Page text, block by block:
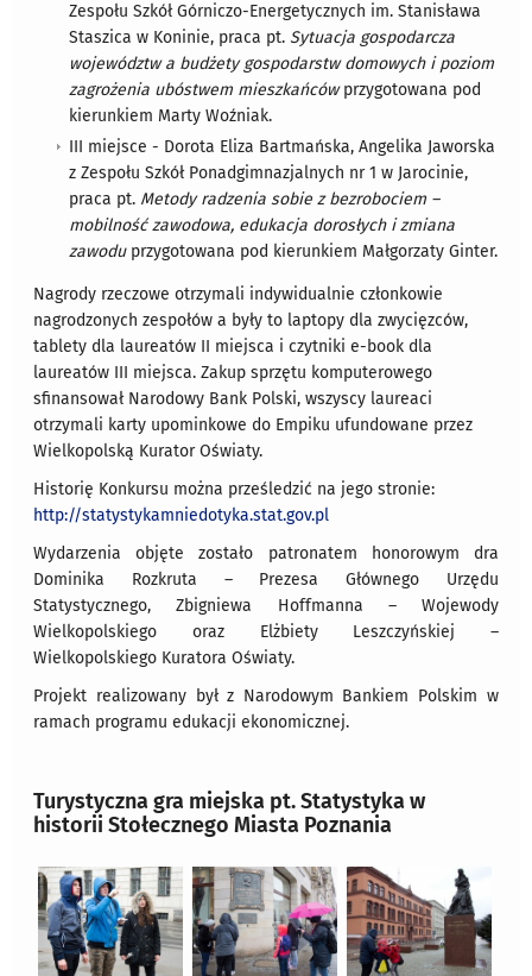
Zespołu Szkół Górniczo-Energetycznych im. Stanisława
Staszica w Koninie, praca pt. Sytuacja gospodarcza
województw a budżety gospodarstw domowych i poziom
zagrożenia ubóstwem mieszkańcówprzygotowana pod
kierunkiem Marty Woźniak.
III miejsce - Dorota Eliza Bartmańska, Angelika Jaworska
z Zespołu Szkół Ponadgimnazjalnych nr 1 w Jarocinie,
praca pt. Metody radzenia sobie z bezrobociem –
mobilność zawodowa, edukacja dorosłych i zmiana
zawoduprzygotowana pod kierunkiem Małgorzaty Ginter.
Nagrody rzeczowe otrzymali indywidualnie członkowie
nagrodzonych zespołów a były to laptopy dla zwycięzców,
tablety dla laureatów II miejsca i czytniki e-book dla
laureatów III miejsca. Zakup sprzętu komputerowego
sfinansował Narodowy Bank Polski, wszyscy laureaci
otrzymali karty upominkowe do Empiku ufundowane przez
Wielkopolską Kurator Oświaty.
Historię Konkursu można prześledzić na jego stronie:
http://statystykamniedotyka.stat.gov.pl
Wydarzenia objęte zostało patronatem honorowym dra
Dominika Rozkruta – Prezesa Głównego Urzędu
Statystycznego, Zbigniewa Hoffmanna – Wojewody
Wielkopolskiego oraz Elżbiety Leszczyńskiej –
Wielkopolskiego Kuratora Oświaty.
Projekt realizowany był z Narodowym Bankiem Polskim w
ramach programu edukacji ekonomicznej.
Turystyczna gra miejska pt. Statystyka w
historii Stołecznego Miasta Poznania